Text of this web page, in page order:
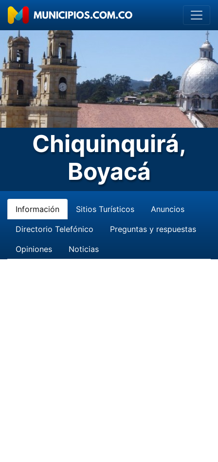
Chiquinquirá,
Boyacá
Información Sitios Turísticos Anuncios
Directorio Telefónico Preguntas y respuestas
Opiniones Noticias